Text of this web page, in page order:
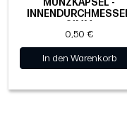
MÜNZKAPSEL -
21MM
0,50 €
In den Warenkorb